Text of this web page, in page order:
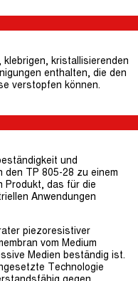
kristallisierenden
enthalten, die den
verstopfen können.
und
den TP 805-28 zu einem
Produkt, das für die
Anwendungen
piezoresistiver
vom Medium
Medien beständig ist.
Technologie